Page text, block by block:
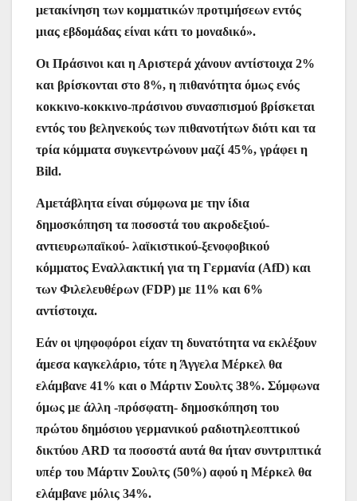
μετακίνηση των κομματικών προτιμήσεων εντός
μιας εβδομάδας είναι κάτι το μοναδικό».
Οι Πράσινοι και η Αριστερά χάνουν αντίστοιχα 2%
και βρίσκονται στο 8%, η πιθανότητα όμως ενός
κοκκινο-κοκκινο-πράσινου συνασπισμού βρίσκεται
εντός του βεληνεκούς των πιθανοτήτων διότι και τα
τρία κόμματα συγκεντρώνουν μαζί 45%, γράφει η
Bild.
Αμετάβλητα είναι σύμφωνα με την ίδια
δημοσκόπηση τα ποσοστά του ακροδεξιού-
αντιευρωπαϊκού- λαϊκιστικού-ξενοφοβικού
κόμματος Εναλλακτική για τη Γερμανία (AfD) και
των Φιλελευθέρων (FDP) με 11% και 6%
αντίστοιχα.
Eάν οι ψηφοφόροι είχαν τη δυνατότητα να εκλέξουν
άμεσα καγκελάριο, τότε η Άγγελα Μέρκελ θα
ελάμβανε 41% και ο Μάρτιν Σουλτς 38%. Σύμφωνα
όμως με άλλη -πρόσφατη- δημοσκόπηση του
πρώτου δημόσιου γερμανικού ραδιοτηλεοπτικού
δικτύου ARD τα ποσοστά αυτά θα ήταν συντριπτικά
υπέρ του Μάρτιν Σουλτς (50%) αφού η Μέρκελ θα
ελάμβανε μόλις 34%.